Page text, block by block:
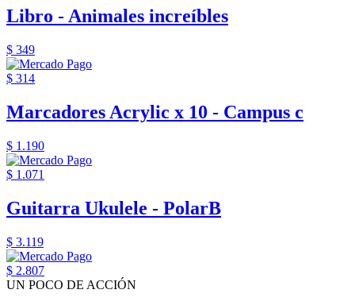
Libro - Animales increíbles
$ 349
$ 314
Marcadores Acrylic x 10 - Campus c
$ 1.190
$ 1.071
Guitarra Ukulele - PolarB
$ 3.119
$ 2.807
UN POCO DE ACCIÓN